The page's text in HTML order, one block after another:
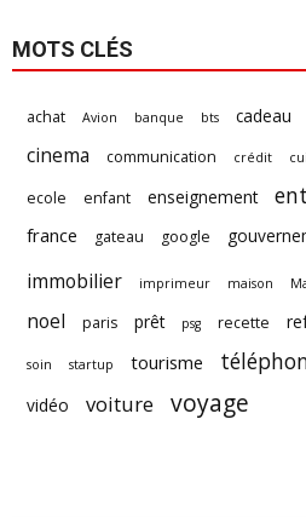
MOTS CLÉS
achat Avion banque bts cadeau
cinema communication crédit
ecole enfant enseignement
france
gateau google
immobilier imprimeur maison
noel paris prêt psg recette
soin startup tourisme
vidéo
voiture voyage